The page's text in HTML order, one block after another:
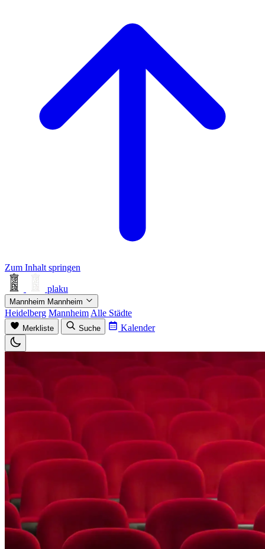
Zum Inhalt springen
plaku
Mannheim Mannheim
Heidelberg Mannheim Alle Städte
Merkliste Suche Kalender